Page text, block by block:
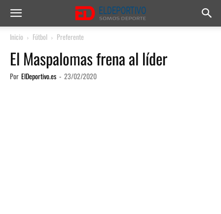
Inicio Fútbol Preferente
El Maspalomas frena al líder
Por ElDeportivo.es - 23/02/2020